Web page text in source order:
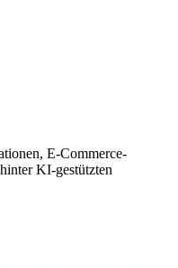
E-Commerce-
KI-gestützten